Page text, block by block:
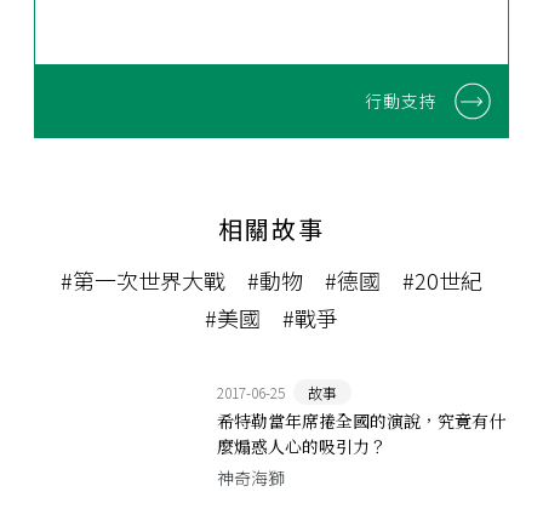
行動支持
相關故事
#第一次世界大戰 #動物 #德國
#20世紀
#美國
#戰爭
2017-06-25 故事
希特勒當年席捲全國的演說，究竟有什
麼煽惑人心的吸引力？
神奇海獅